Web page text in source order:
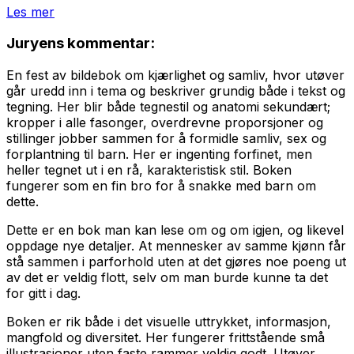
Les mer
Juryens kommentar:
En fest av bildebok om kjærlighet og samliv, hvor utøver
går uredd inn i tema og beskriver grundig både i tekst og
tegning. Her blir både tegnestil og anatomi sekundært;
kropper i alle fasonger, overdrevne proporsjoner og
stillinger jobber sammen for å formidle samliv, sex og
forplantning til barn. Her er ingenting forfinet, men
heller tegnet ut i en rå, karakteristisk stil. Boken
fungerer som en fin bro for å snakke med barn om
dette.
Dette er en bok man kan lese om og om igjen, og likevel
oppdage nye detaljer. At mennesker av samme kjønn får
stå sammen i parforhold uten at det gjøres noe poeng ut
av det er veldig flott, selv om man burde kunne ta det
for gitt i dag.
Boken er rik både i det visuelle uttrykket, informasjon,
mangfold og diversitet. Her fungerer frittstående små